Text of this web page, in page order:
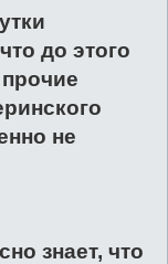
до этого
не
знает, что